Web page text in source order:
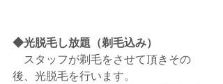
◆光脱毛し放題（剃毛込み）
スタッフが剃毛をさせて頂きその
後、光脱毛を行います。